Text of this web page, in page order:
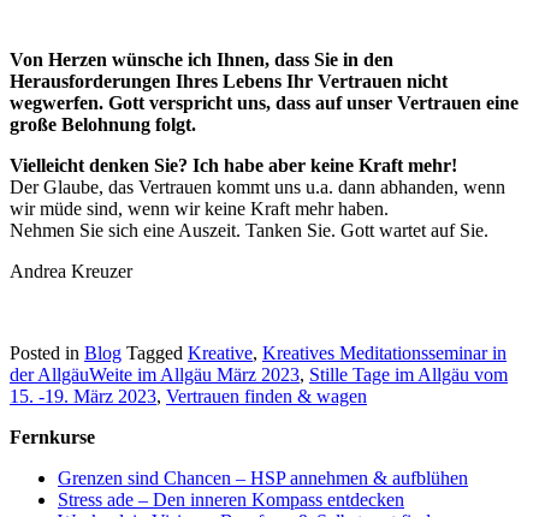
Von Herzen wünsche ich Ihnen, dass Sie in den
Herausforderungen Ihres Lebens Ihr Vertrauen nicht
wegwerfen. Gott verspricht uns, dass auf unser Vertrauen eine
große Belohnung folgt.
Vielleicht denken Sie? Ich habe aber keine Kraft mehr!
Der Glaube, das Vertrauen kommt uns u.a. dann abhanden, wenn
wir müde sind, wenn wir keine Kraft mehr haben.
Nehmen Sie sich eine Auszeit. Tanken Sie. Gott wartet auf Sie.
Andrea Kreuzer
Posted in Blog Tagged Kreative, Kreatives Meditationsseminar in
der AllgäuWeite im Allgäu März 2023, Stille Tage im Allgäu vom
15. -19. März 2023, Vertrauen finden & wagen
Fernkurse
Grenzen sind Chancen – HSP annehmen & aufblühen
Stress ade – Den inneren Kompass entdecken